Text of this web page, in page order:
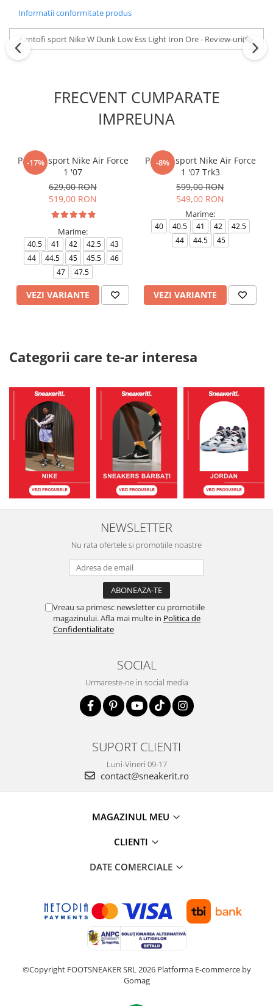
Informatii conformitate produs
Pantofi sport Nike W Dunk Low Ess Light Iron Ore - Review-uri(0)
FRECVENT CUMPARATE
IMPREUNA
-17%
Pantofi sport Nike Air Force
1 '07
629,00 RON
519,00 RON
Marime:
40.5 41 42 42.5
43
44
44.5 45 45.5
46
47
47.5
VEZI VARIANTE
-8%
Pantofi sport Nike Air Force
1 '07 Trk3
599,00 RON
549,00 RON
Marime:
40 40.5 41 42
42.5
44
44.5 45
VEZI VARIANTE
Categorii care te-ar interesa
NEWSLETTER
Nu rata ofertele si promotiile noastre
Vreau sa primesc newsletter cu promotiile
magazinului. Afla mai multe in Politica de
Confidentialitate
SOCIAL
Urmareste-ne in social media
SUPORT CLIENTI
Luni-Vineri 09-17
contact@sneakerit.ro
MAGAZINUL MEU
CLIENTI
DATE COMERCIALE
©Copyright FOOTSNEAKER SRL 2026 Platforma E-commerce by
Gomag